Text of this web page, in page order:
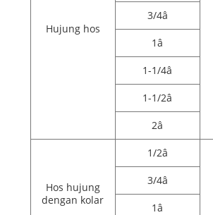
Hujung hos
3/4â
1â
1-1/4â
1-1/2â
2â
Hos hujung
dengan kolar
1/2â
3/4â
1â